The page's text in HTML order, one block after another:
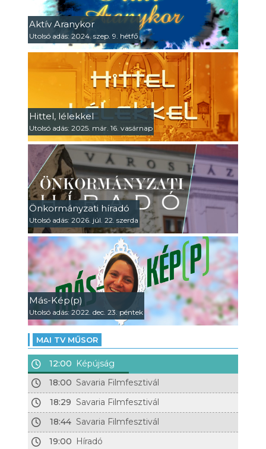
Aktív Aranykor
Utolsó adás: 2024. szep. 9. hétfő
Hittel, lélekkel
Utolsó adás: 2025. már. 16. vasárnap
Önkormányzati híradó
Utolsó adás: 2026. júl. 22. szerda
Más-Kép(p)
Utolsó adás: 2022. dec. 23. péntek
MAI TV MŰSOR
12:00 Képújság
18:00 Savaria Filmfesztivál
18:29 Savaria Filmfesztivál
18:44 Savaria Filmfesztivál
19:00 Híradó